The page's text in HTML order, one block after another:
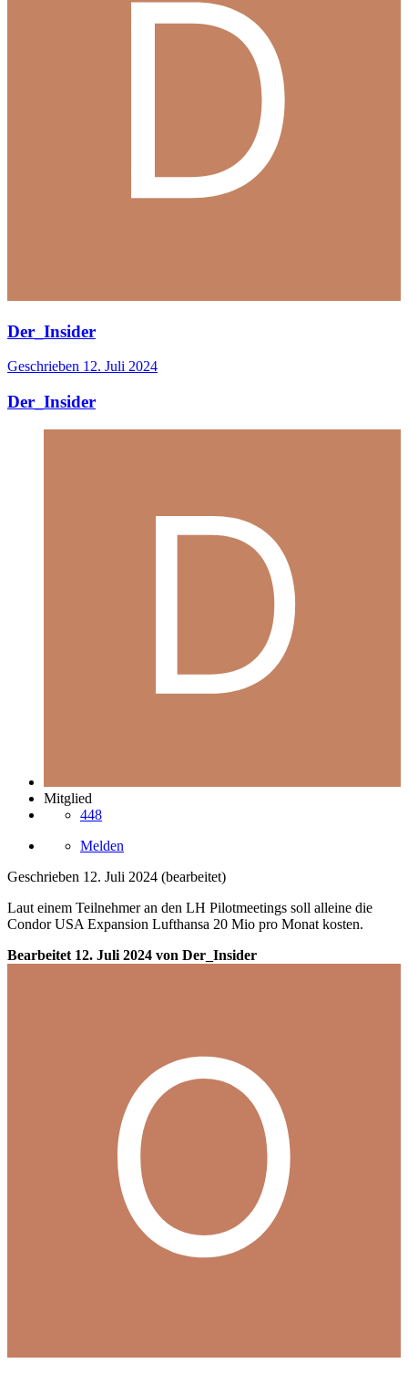
Der_Insider
Geschrieben 12. Juli 2024
Der_Insider
Mitglied
448
Melden
Geschrieben 12. Juli 2024 (bearbeitet)
Laut einem Teilnehmer an den LH Pilotmeetings soll alleine die
Condor USA Expansion Lufthansa 20 Mio pro Monat kosten.
Bearbeitet 12. Juli 2024 von Der_Insider